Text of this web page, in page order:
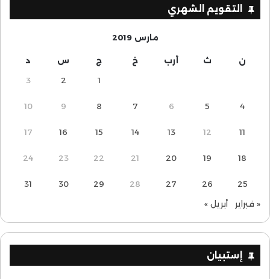
التقويم الشهري
مارس 2019
ن ث أرب خ ج س د
1
2
3
4
5
6
7
8
9
10
11
12
13
14
15
16
17
18
19
20
21
22
23
24
25
26
27
28
29
30
31
« فبراير أبريل »
إستبيان